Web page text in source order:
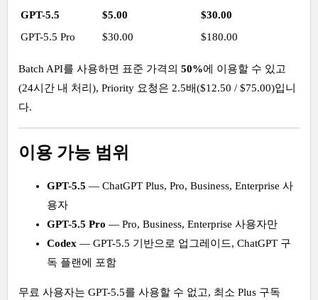
GPT-5.5
$5.00
$30.00
GPT-5.5 Pro
$30.00 $180.00
Batch API를 사용하면 표준 가격의 50%에 이용할 수 있고
(24시간 내 처리), Priority 요청은 2.5배($12.50 / $75.00)입니
다.
이용 가능 범위
GPT-5.5 — ChatGPT Plus, Pro, Business, Enterprise 사
용자
GPT-5.5 Pro — Pro, Business, Enterprise 사용자만
Codex — GPT-5.5 기반으로 업그레이드, ChatGPT 구
독 플랜에 포함
무료 사용자는 GPT-5.5를 사용할 수 없고, 최소 Plus 구독